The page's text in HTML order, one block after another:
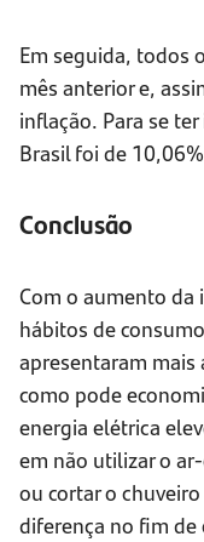
Em seguida, todos
mês anterior e,
inflação. Para se
Brasil foi de
Conclusão
Com o aumento da
hábitos de
apresentaram mais
como pode
energia elétrica
em não utilizar o
ou cortar o
diferença no fim de